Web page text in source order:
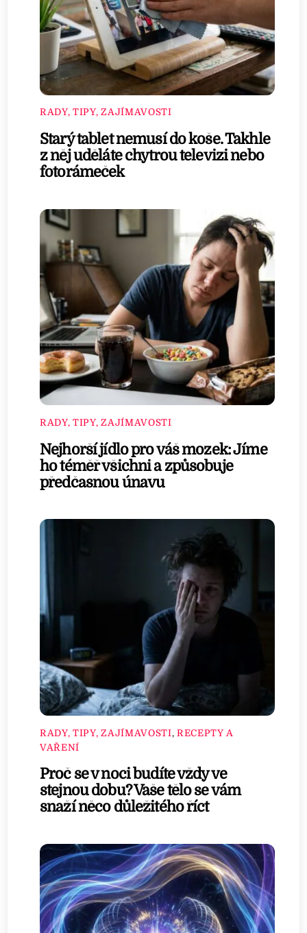
RADY, TIPY, ZAJÍMAVOSTI
Starý tablet nemusí do koše. Takhle
z něj uděláte chytrou televizi nebo
fotorámeček
RADY, TIPY, ZAJÍMAVOSTI
Nejhorší jídlo pro váš mozek: Jíme
ho téměř všichni a způsobuje
předčasnou únavu
RADY, TIPY, ZAJÍMAVOSTI, RECEPTY A
VAŘENÍ
Proč se v noci budíte vždy ve
stejnou dobu? Vaše tělo se vám
snaží něco důležitého říct